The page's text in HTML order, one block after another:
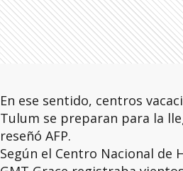
En ese sentido, centros
Tulum se preparan para la
reseñó AFP.
Según el Centro Nacional de